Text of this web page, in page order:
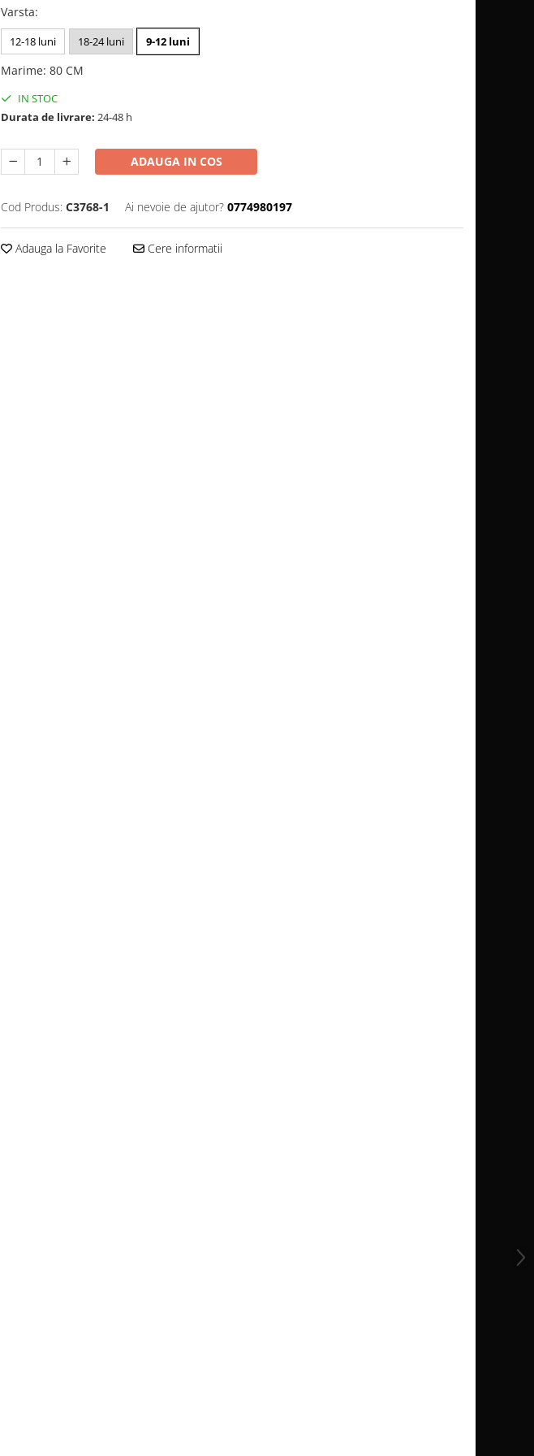
Varsta:
12-18 luni 18-24 luni 9-12 luni
Marime: 80 CM
IN STOC
Durata de livrare: 24-48 h
ADAUGA IN COS
Cod Produs: C3768-1 Ai nevoie de ajutor? 0774980197
Adauga la Favorite Cere informatii